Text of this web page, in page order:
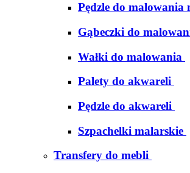
Pędzle do malowania
Gąbeczki do
Wałki do malowania
Palety do akwareli
Pędzle do akwareli
Szpachelki malarskie
Transfery do mebli